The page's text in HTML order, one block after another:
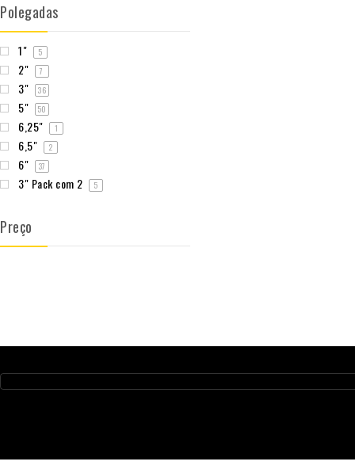
Polegadas
1" 5
2" 7
3" 36
5" 50
6,25" 1
6,5" 2
6" 37
3" Pack com 2 5
Preço